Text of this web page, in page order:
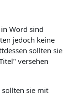
Word sind
jedoch keine
sollten sie
versehen
sollten sie mit